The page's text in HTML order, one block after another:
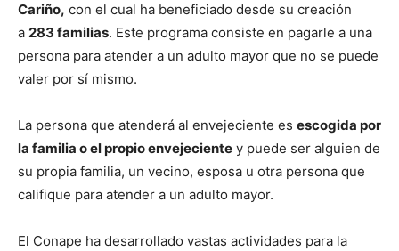
Cariño, con el cual ha beneficiado desde su creación
a 283 familias. Este programa consiste en pagarle a una
persona para atender a un adulto mayor que no se puede
valer por sí mismo.
La persona que atenderá al envejeciente es escogida por
la familia o el propio envejeciente y puede ser alguien de
su propia familia, un vecino, esposa u otra persona que
califique para atender a un adulto mayor.
El Conape ha desarrollado vastas actividades para la